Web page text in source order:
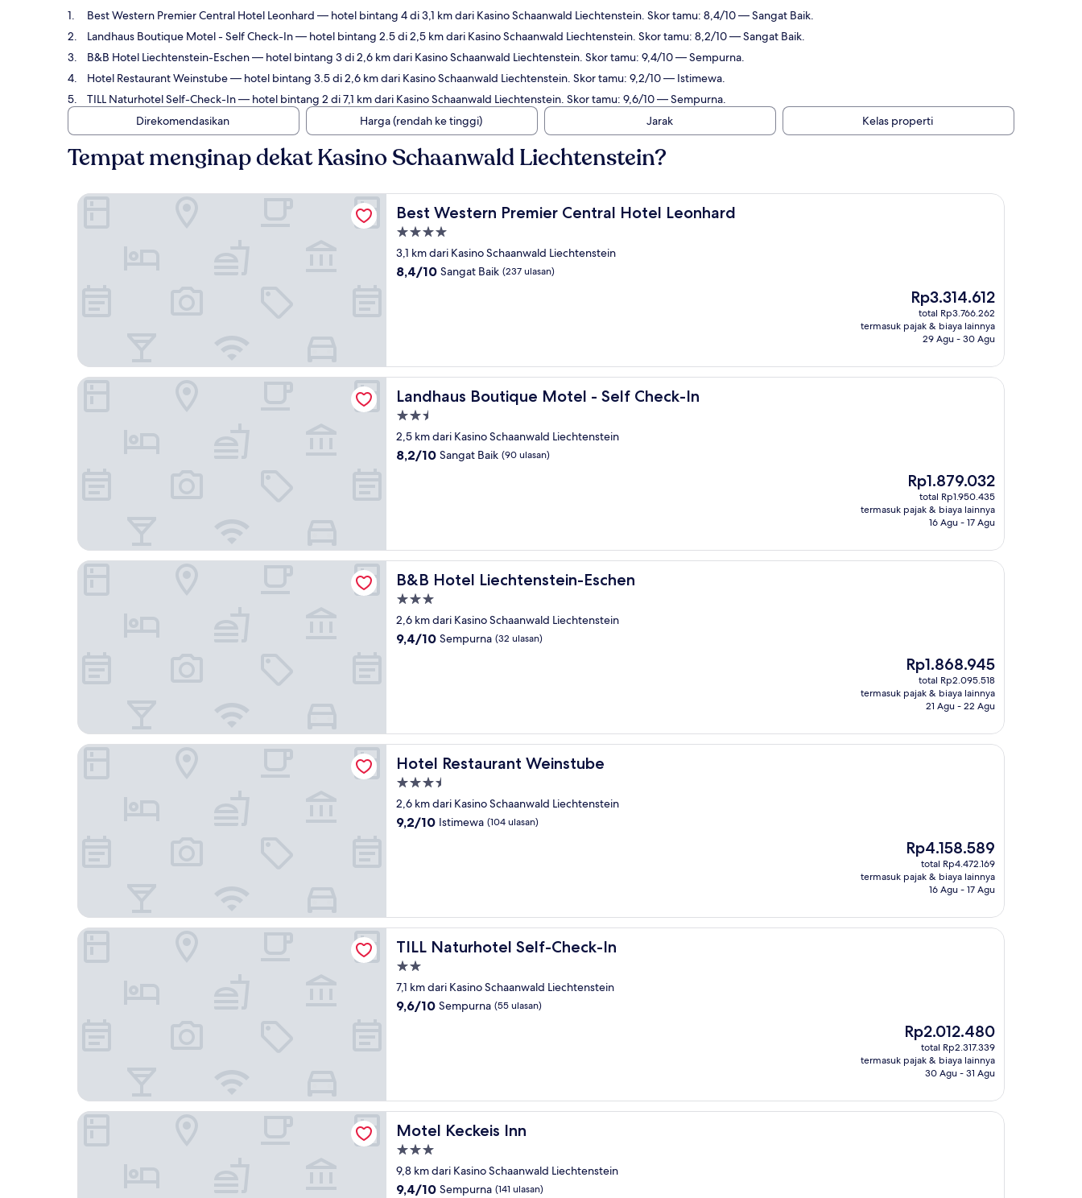
Best Western Premier Central Hotel Leonhard — hotel bintang 4 di 3,1 km dari Kasino Schaanwald Liechtenstein. Skor tamu: 8,4/10 — Sangat Baik.
Landhaus Boutique Motel - Self Check-In— hotel bintang 2.5 di 2,5 km dari Kasino Schaanwald Liechtenstein. Skor tamu: 8,2/10 — Sangat Baik.
B&B Hotel Liechtenstein-Eschen— hotel bintang 3 di 2,6 km dari Kasino Schaanwald Liechtenstein. Skor tamu: 9,4/10 — Sempurna.
Hotel Restaurant Weinstube— hotel bintang 3.5 di 2,6 km dari Kasino Schaanwald Liechtenstein. Skor tamu: 9,2/10 — Istimewa.
TILL Naturhotel Self-Check-In— hotel bintang 2 di 7,1 km dari Kasino Schaanwald Liechtenstein. Skor tamu: 9,6/10 — Sempurna.
Direkomendasikan
Harga (rendah ke tinggi) Jarak Kelas properti
Tempat menginap dekat Kasino Schaanwald Liechtenstein?
Best Western Premier Central Hotel Leonhard
Best Western Premier Central Hotel Leonhard
Properti
bintang
4.0
3,1 km dari Kasino Schaanwald Liechtenstein
8.4
8,4/10 Sangat Baik (237 ulasan)
Harga
sekarang
Rp3.314.612
Rp3.314.612
total Rp3.766.262
termasuk pajak & biaya lainnya
29 Agu - 30 Agu
Best Western Premier Central Hotel Leonhard
Landhaus Boutique Motel - Self Check-In
Landhaus Boutique Motel - Self Check-In
Properti
bintang
2.5
2,5 km dari Kasino Schaanwald Liechtenstein
8.2
8,2/10 Sangat Baik (90 ulasan)
Harga
sekarang
Rp1.879.032
Rp1.879.032
total Rp1.950.435
termasuk pajak & biaya lainnya
16 Agu - 17 Agu
Landhaus Boutique Motel - Self Check-In
B&B Hotel Liechtenstein-Eschen
B&B Hotel Liechtenstein-Eschen
Properti
bintang
3.0
2,6 km dari Kasino Schaanwald Liechtenstein
9.4
9,4/10 Sempurna (32 ulasan)
Harga
sekarang
Rp1.868.945
Rp1.868.945
total Rp2.095.518
termasuk pajak & biaya lainnya
21 Agu - 22 Agu
B&B Hotel Liechtenstein-Eschen
Hotel Restaurant Weinstube
Hotel Restaurant Weinstube
Properti
bintang
3.5
2,6 km dari Kasino Schaanwald Liechtenstein
9.2
9,2/10 Istimewa (104 ulasan)
Harga
sekarang
Rp4.158.589
Rp4.158.589
total Rp4.472.169
termasuk pajak & biaya lainnya
16 Agu - 17 Agu
Hotel Restaurant Weinstube
TILL Naturhotel Self-Check-In
TILL Naturhotel Self-Check-In
Properti
bintang
2.0
7,1 km dari Kasino Schaanwald Liechtenstein
9.6
9,6/10 Sempurna (55 ulasan)
Harga
sekarang
Rp2.012.480
Rp2.012.480
total Rp2.317.339
termasuk pajak & biaya lainnya
30 Agu - 31 Agu
TILL Naturhotel Self-Check-In
Motel Keckeis Inn
Motel Keckeis Inn
Properti
bintang
3.0
9,8 km dari Kasino Schaanwald Liechtenstein
9.4
9,4/10 Sempurna (141 ulasan)
Motel Keckeis Inn